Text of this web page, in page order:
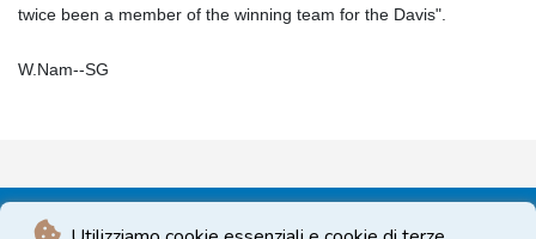
twice been a member of the winning team for the Davis".
W.Nam--SG